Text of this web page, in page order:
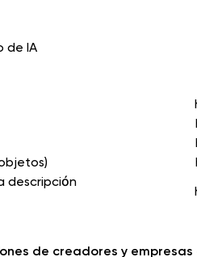
de IA
descripción
de creadores y